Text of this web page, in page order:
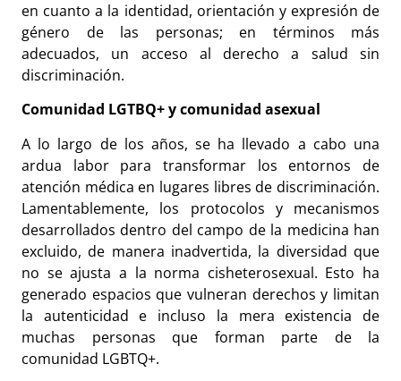
en cuanto a la identidad, orientación y expresión de
género de las personas; en términos más
adecuados, un acceso al derecho a salud sin
discriminación.
Comunidad LGTBQ+ y comunidad asexual
A lo largo de los años, se ha llevado a cabo una
ardua labor para transformar los entornos de
atención médica en lugares libres de discriminación.
Lamentablemente, los protocolos y mecanismos
desarrollados dentro del campo de la medicina han
excluido, de manera inadvertida, la diversidad que
no se ajusta a la norma cisheterosexual. Esto ha
generado espacios que vulneran derechos y limitan
la autenticidad e incluso la mera existencia de
muchas personas que forman parte de la
comunidad LGBTQ+.